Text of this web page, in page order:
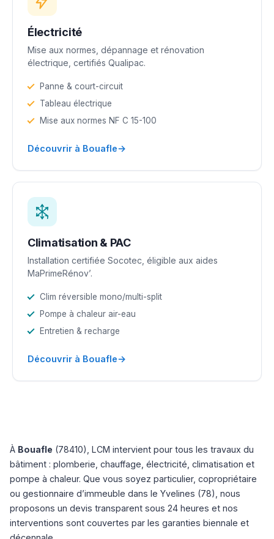
Électricité
Mise aux normes, dépannage et rénovation
électrique, certifiés Qualipac.
Panne & court-circuit
Tableau électrique
Mise aux normes NF C 15-100
Découvrir à Bouafle→
Climatisation & PAC
Installation certifiée Socotec, éligible aux aides
MaPrimeRénov’.
Clim réversible mono/multi-split
Pompe à chaleur air-eau
Entretien & recharge
Découvrir à Bouafle→
À Bouafle (78410), LCM intervient pour tous les travaux du
bâtiment : plomberie, chauffage, électricité, climatisation et
pompe à chaleur. Que vous soyez particulier, copropriétaire
ou gestionnaire d’immeuble dans le Yvelines (78), nous
proposons un devis transparent sous 24 heures et nos
interventions sont couvertes par les garanties biennale et